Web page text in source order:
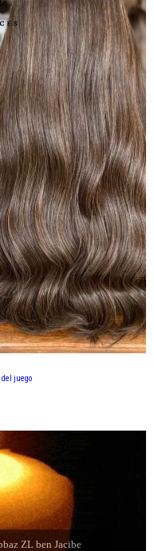
del juego
Latife Selem ZL